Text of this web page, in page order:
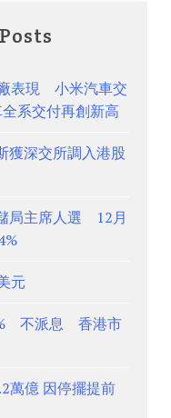
表現 小米汽車交
系交付再創新高
獲深交所調入港股
局主席人選 12月
元
不派息 香港市
萬億 因停擺提前